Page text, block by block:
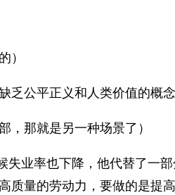
）
公平正义和人类价值的概念
那就是另一种场景了）
业率也下降，他代替了一
质量的劳动力，要做的是提